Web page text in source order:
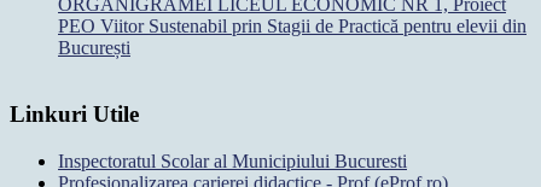
ORGANIGRAMEI LICEUL ECONOMIC NR 1, Proiect
PEO Viitor Sustenabil prin Stagii de Practică pentru elevii din
București
Linkuri Utile
Inspectoratul Scolar al Municipiului Bucuresti
Profesionalizarea carierei didactice - Prof (eProf.ro)